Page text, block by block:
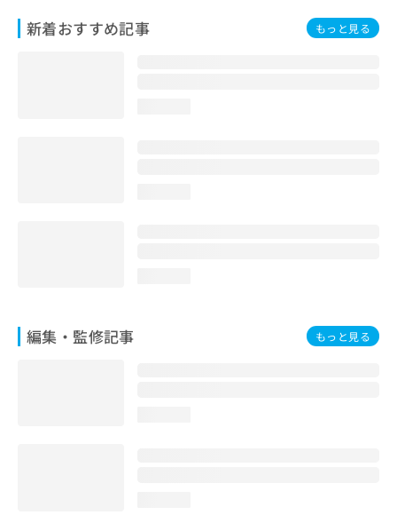
新着おすすめ記事 もっと見る
編集・監修記事 もっと見る